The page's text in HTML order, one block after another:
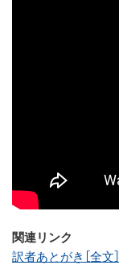
関連リンク
訳者あとがき［全文］